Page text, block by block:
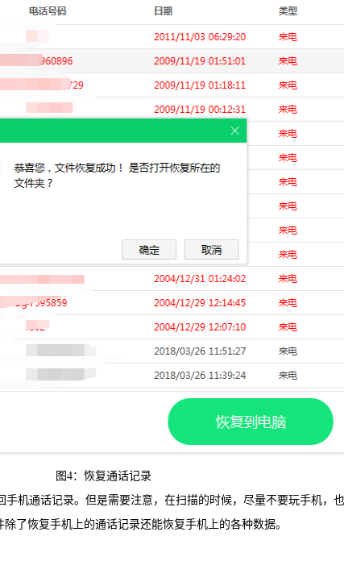
图4：恢复通话记录
机通话记录。但是需要注意，在扫描的时候，尽量不要玩手机，
了恢复手机上的通话记录还能恢复手机上的各种数据。